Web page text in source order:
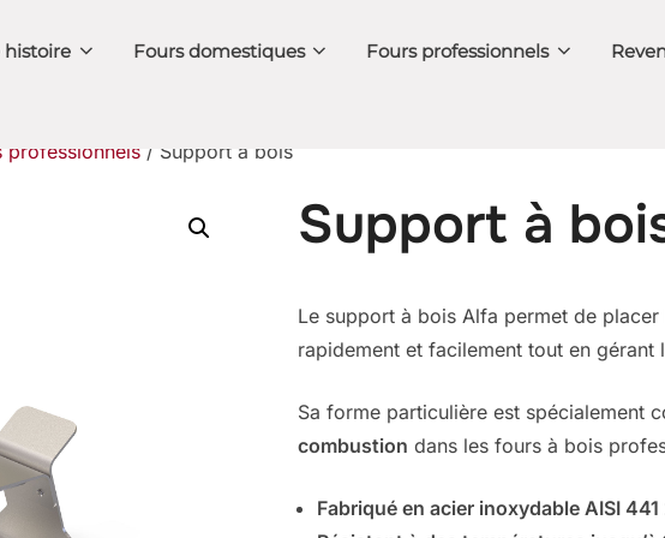
histoire Fours domestiques Fours professionnels
professionnels / Support à bois
Support à
Le support à bois Alfa permet de
rapidement et facilement tout en gérant
Sa forme particulière est spécialement
combustion dans les fours à bois
Fabriqué en acier inoxydable AISI 441